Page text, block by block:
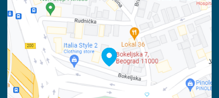
Račun
Banka Intesa 160-6000001244963-48
PIB:
100023031
Matični broj:
07790937
Isporuka
Pravo na odustajanje
Reklamacije
Povraćaj sredstava
Zamena veličine i zamena artikla za drugi